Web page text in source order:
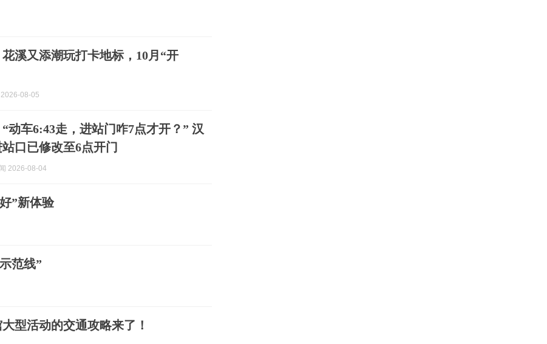
溪又添潮玩打卡地标，10月“开
08-05
动车6:43走，进站门咋7点才开？” 汉
口已修改至6点开门
2026-08-04
”新体验
范线”
型活动的交通攻略来了！